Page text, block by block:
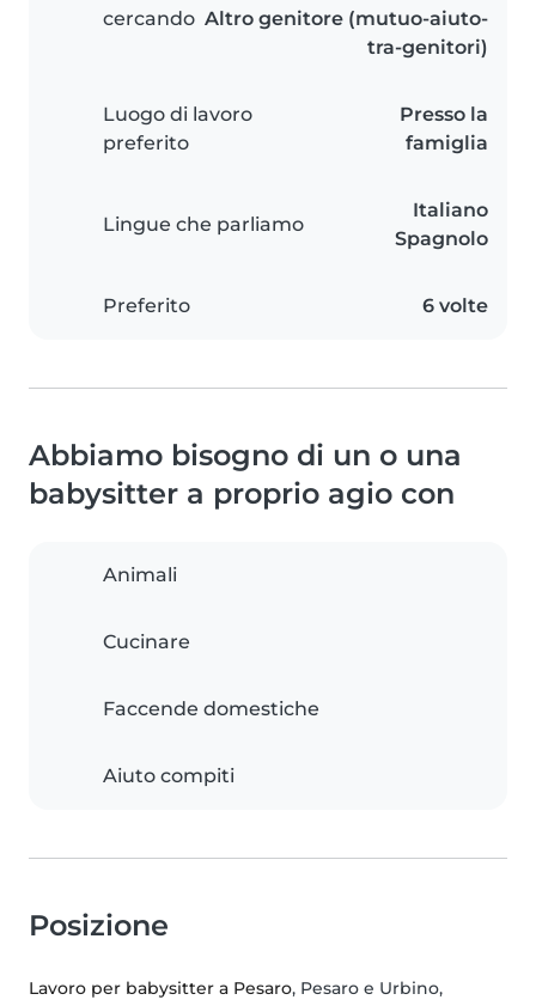
cercando Altro genitore (mutuo-aiuto-
tra-genitori)
Luogo di lavoro
preferito
Presso la
famiglia
Lingue che parliamo
Italiano
Spagnolo
Preferito 6 volte
Abbiamo bisogno di un o una
babysitter a proprio agio con
Animali
Cucinare
Faccende domestiche
Aiuto compiti
Posizione
Lavoro per babysitter a Pesaro, Pesaro e Urbino,